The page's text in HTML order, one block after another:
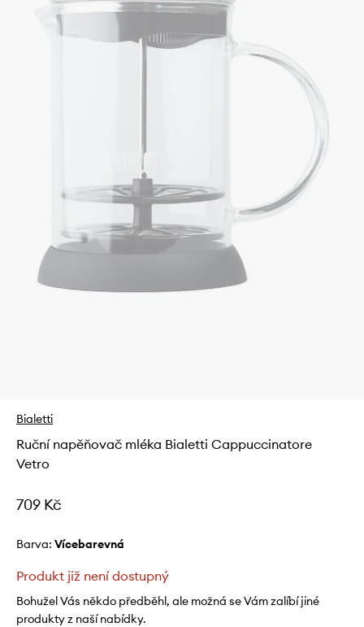
Bialetti
Ruční napěňovač mléka Bialetti Cappuccinatore
Vetro
709 Kč
Barva: vícebarevná
Produkt již není dostupný
Bohužel Vás někdo předběhl, ale možná se Vám zalíbí jiné
produkty z naší nabídky.